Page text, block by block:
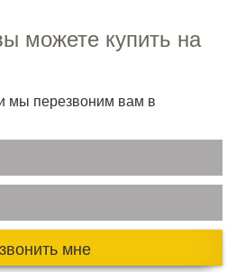
можете купить на
мы перезвоним вам в
мне